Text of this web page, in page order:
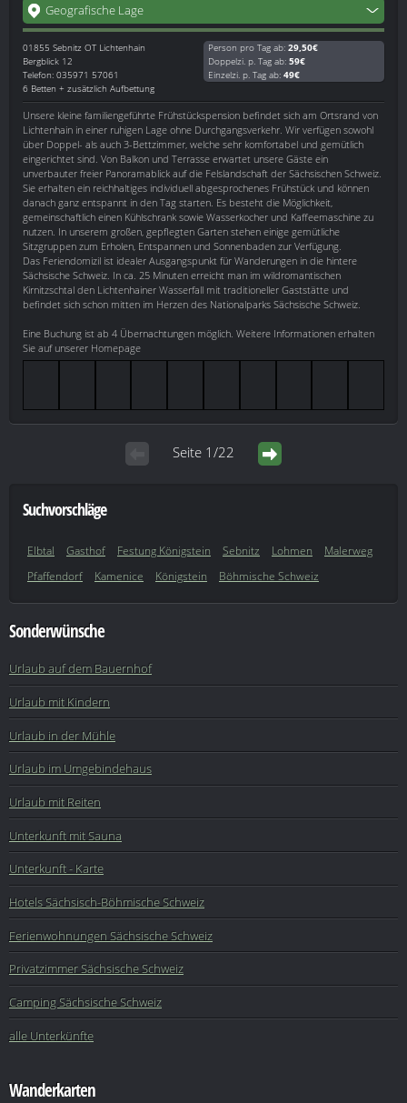
Geografische Lage
01855 Sebnitz OT Lichtenhain
Bergblick 12
Telefon: 035971 57061
6 Betten + zusätzlich Aufbettung
Person pro Tag ab: 29,50€
Doppelzi. p. Tag ab: 59€
Einzelzi. p. Tag ab: 49€
Unsere kleine familiengeführte Frühstückspension befindet sich am Ortsrand von
Lichtenhain in einer ruhigen Lage ohne Durchgangsverkehr. Wir verfügen sowohl
über Doppel- als auch 3-Bettzimmer, welche sehr komfortabel und gemütlich
eingerichtet sind. Von Balkon und Terrasse erwartet unsere Gäste ein
unverbauter freier Panoramablick auf die Felslandschaft der Sächsischen Schweiz.
Sie erhalten ein reichhaltiges individuell abgesprochenes Frühstück und können
danach ganz entspannt in den Tag starten. Es besteht die Möglichkeit,
gemeinschaftlich einen Kühlschrank sowie Wasserkocher und Kaffeemaschine zu
nutzen. In unserem großen, gepflegten Garten stehen einige gemütliche
Sitzgruppen zum Erholen, Entspannen und Sonnenbaden zur Verfügung.
Das Feriendomizil ist idealer Ausgangspunkt für Wanderungen in die hintere
Sächsische Schweiz. In ca. 25 Minuten erreicht man im wildromantischen
Kirnitzschtal den Lichtenhainer Wasserfall mit traditioneller Gaststätte und
befindet sich schon mitten im Herzen des Nationalparks Sächsische Schweiz.
Eine Buchung ist ab 4 Übernachtungen möglich. Weitere Informationen erhalten
Sie auf unserer Homepage
Seite 1/22
Suchvorschläge
Elbtal Gasthof Festung Königstein Sebnitz Lohmen
Malerweg
Pfaffendorf
Kamenice Königstein Böhmische Schweiz
Sonderwünsche
Urlaub auf dem Bauernhof
Urlaub mit Kindern
Urlaub in der Mühle
Urlaub im Umgebindehaus
Urlaub mit Reiten
Unterkunft mit Sauna
Unterkunft - Karte
Hotels Sächsisch-Böhmische Schweiz
Ferienwohnungen Sächsische Schweiz
Privatzimmer Sächsische Schweiz
Camping Sächsische Schweiz
alle Unterkünfte
Wanderkarten